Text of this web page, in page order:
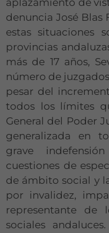
aplazamiento de
denuncia José Blas
estas situaciones
provincias
más de 17 años,
número de
pesar del
todos los límites
General del Poder
generalizada en
grave
cuestiones de
de ámbito social y
por invalidez,
representante de
sociales